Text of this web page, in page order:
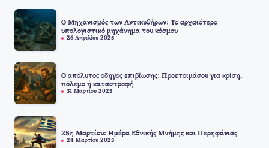
Ο Μηχανισμός των Αντικυθήρων: Το αρχαιότερο
υπολογιστικό μηχάνημα του κόσμου
26 Απριλίου 2025
Ο απόλυτος οδηγός επιβίωσης: Προετοιμάσου για κρίση,
πόλεμο ή καταστροφή
31 Μαρτίου 2025
25η Μαρτίου: Ημέρα Εθνικής Μνήμης και Περηφάνιας
24 Μαρτίου 2025